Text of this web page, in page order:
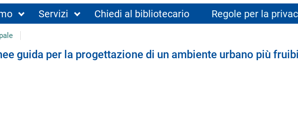
Servizi Chiedi al bibliotecario Regole per la
guida per la progettazione di un ambiente urbano più